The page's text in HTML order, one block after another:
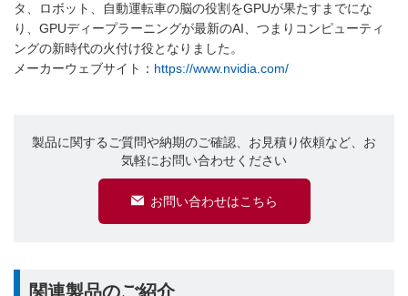
タ、ロボット、自動運転車の脳の役割をGPUが果たすまでにな
り、GPUディープラーニングが最新のAI、つまりコンピューティ
ングの新時代の火付け役となりました。
メーカーウェブサイト： https://www.nvidia.com/
製品に関するご質問や納期のご確認、お見積り依頼など、お
気軽にお問い合わせください
お問い合わせはこちら
関連製品のご紹介